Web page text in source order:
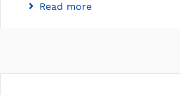
Read more